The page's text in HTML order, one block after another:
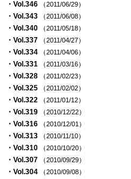
・Vol.346 （2011/06/29）
・Vol.343 （2011/06/08）
・Vol.340 （2011/05/18）
・Vol.337 （2011/04/27）
・Vol.334 （2011/04/06）
・Vol.331 （2011/03/16）
・Vol.328 （2011/02/23）
・Vol.325 （2011/02/02）
・Vol.322 （2011/01/12）
・Vol.319 （2010/12/22）
・Vol.316 （2010/12/01）
・Vol.313 （2010/11/10）
・Vol.310 （2010/10/20）
・Vol.307 （2010/09/29）
・Vol.304 （2010/09/08）